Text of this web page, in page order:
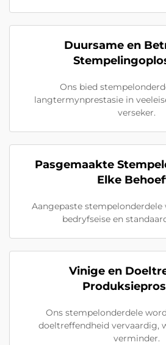
Duursame en
Ons bied
langtermynprestasie in
verseker.
Pasgemaakte
Elke
Aangepaste stempelonderdele
bedryfseise en
Vinige en
Ons stempelonderdele
doeltreffendheid vervaardig,
verminder.